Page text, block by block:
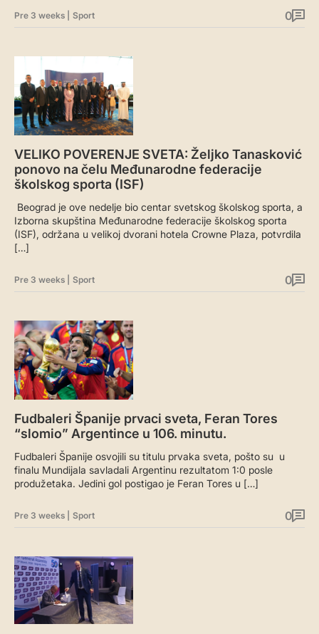
Pre 3 weeks Sport 0
VELIKO POVERENJE SVETA: Željko Tanasković
ponovo na čelu Međunarodne federacije
školskog sporta (ISF)
Beograd je ove nedelje bio centar svetskog školskog sporta, a
Izborna skupština Međunarodne federacije školskog sporta
(ISF), održana u velikoj dvorani hotela Crowne Plaza, potvrdila
[…]
Pre 3 weeks Sport 0
Fudbaleri Španije prvaci sveta, Feran Tores
“slomio” Argentince u 106. minutu.
Fudbaleri Španije osvojili su titulu prvaka sveta, pošto su u
finalu Mundijala savladali Argentinu rezultatom 1:0 posle
produžetaka. Jedini gol postigao je Feran Tores u […]
Pre 3 weeks Sport 0